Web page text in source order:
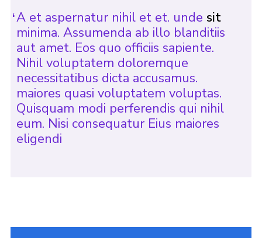
A et aspernatur nihil et et. unde sit
minima. Assumenda ab illo blanditiis
aut amet. Eos quo officiis sapiente.
Nihil voluptatem doloremque
necessitatibus dicta accusamus.
maiores quasi voluptatem voluptas.
Quisquam modi perferendis qui nihil
eum. Nisi consequatur Eius maiores
eligendi